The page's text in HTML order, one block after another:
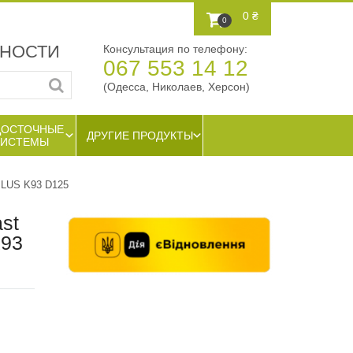
0 0 ₴
Консультация по телефону:
067 553 14 12
(Одесса, Николаев, Херсон)
ДРУГИЕ ПРОДУКТЫ
K93 D125